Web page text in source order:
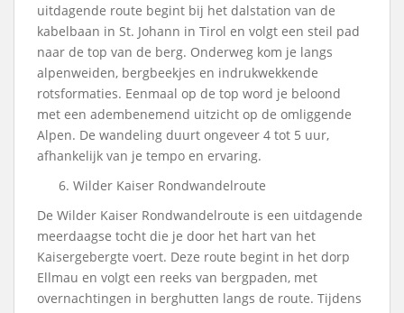
uitdagende route begint bij het dalstation van de
kabelbaan in St. Johann in Tirol en volgt een steil pad
naar de top van de berg. Onderweg kom je langs
alpenweiden, bergbeekjes en indrukwekkende
rotsformaties. Eenmaal op de top word je beloond
met een adembenemend uitzicht op de omliggende
Alpen. De wandeling duurt ongeveer 4 tot 5 uur,
afhankelijk van je tempo en ervaring.
Wilder Kaiser Rondwandelroute
De Wilder Kaiser Rondwandelroute is een uitdagende
meerdaagse tocht die je door het hart van het
Kaisergebergte voert. Deze route begint in het dorp
Ellmau en volgt een reeks van bergpaden, met
overnachtingen in berghutten langs de route. Tijdens